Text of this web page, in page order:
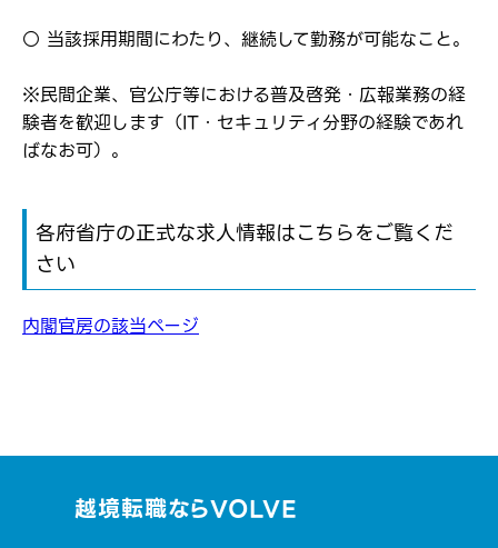
○ 当該採用期間にわたり、継続して勤務が可能なこと。
※民間企業、官公庁等における普及啓発・広報業務の経
験者を歓迎します（IT・セキュリティ分野の経験であれ
ばなお可）。
各府省庁の正式な求人情報はこちらをご覧くだ
さい
内閣官房の該当ページ
越境転職ならVOLVE